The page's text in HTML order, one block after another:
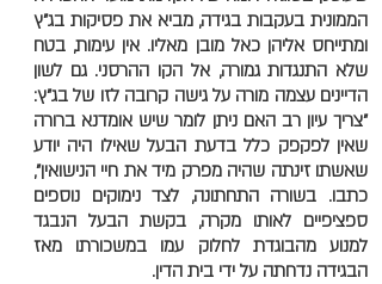
הממונית בעקבות בגידה, מביא את פסיקות בג"ץ
ומתייחס אליהן כאל מובן מאליו. אין עימות, בטח
שלא התנגדות גמורה, אל הקו ההרסני. גם לשון
הדיינים עצמה מורה על גישה קרובה לזו של בג"ץ:
"צריך עיון רב האם ניתן לומר שיש אומדנא ברורה
שאין לפקפק כלל בדעת הבעל שאילו היה יודע
שאשתו זינתה שהיה מפרק מיד את חיי הנישואין",
כתבו. בשורה התחתונה, לצד נימוקים נוספים
ספציפיים לאותו מקרה, בקשת הבעל הנבגד
למנוע מהבוגדת לחלוק עמו במשכורתו מאז
הבגידה נדחתה על ידי בית הדין.